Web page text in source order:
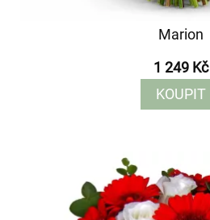
Marion
1 249 Kč
KOUPIT